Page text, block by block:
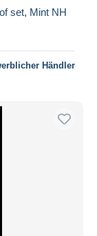
set, Mint NH
Händler